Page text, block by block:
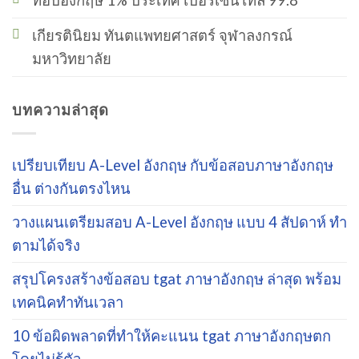
เกียรตินิยม ทันตแพทยศาสตร์ จุฬาลงกรณ์
มหาวิทยาลัย
บทความล่าสุด
เปรียบเทียบ A-Level อังกฤษ กับข้อสอบภาษาอังกฤษ
อื่น ต่างกันตรงไหน
วางแผนเตรียมสอบ A-Level อังกฤษ แบบ 4 สัปดาห์ ทำ
ตามได้จริง
สรุปโครงสร้างข้อสอบ tgat ภาษาอังกฤษ ล่าสุด พร้อม
เทคนิคทำทันเวลา
10 ข้อผิดพลาดที่ทำให้คะแนน tgat ภาษาอังกฤษตก